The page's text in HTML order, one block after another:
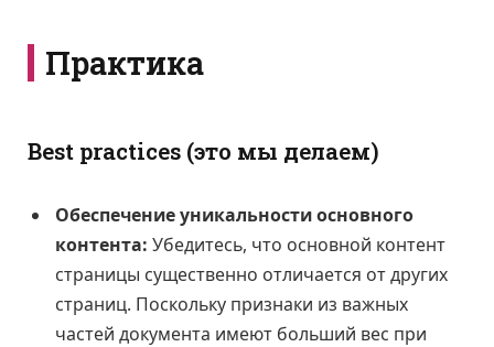
Практика
Best practices (это мы делаем)
Обеспечение уникальности основного
контента: Убедитесь, что основной контент
страницы существенно отличается от других
страниц. Поскольку признаки из важных
частей документа имеют больший вес при